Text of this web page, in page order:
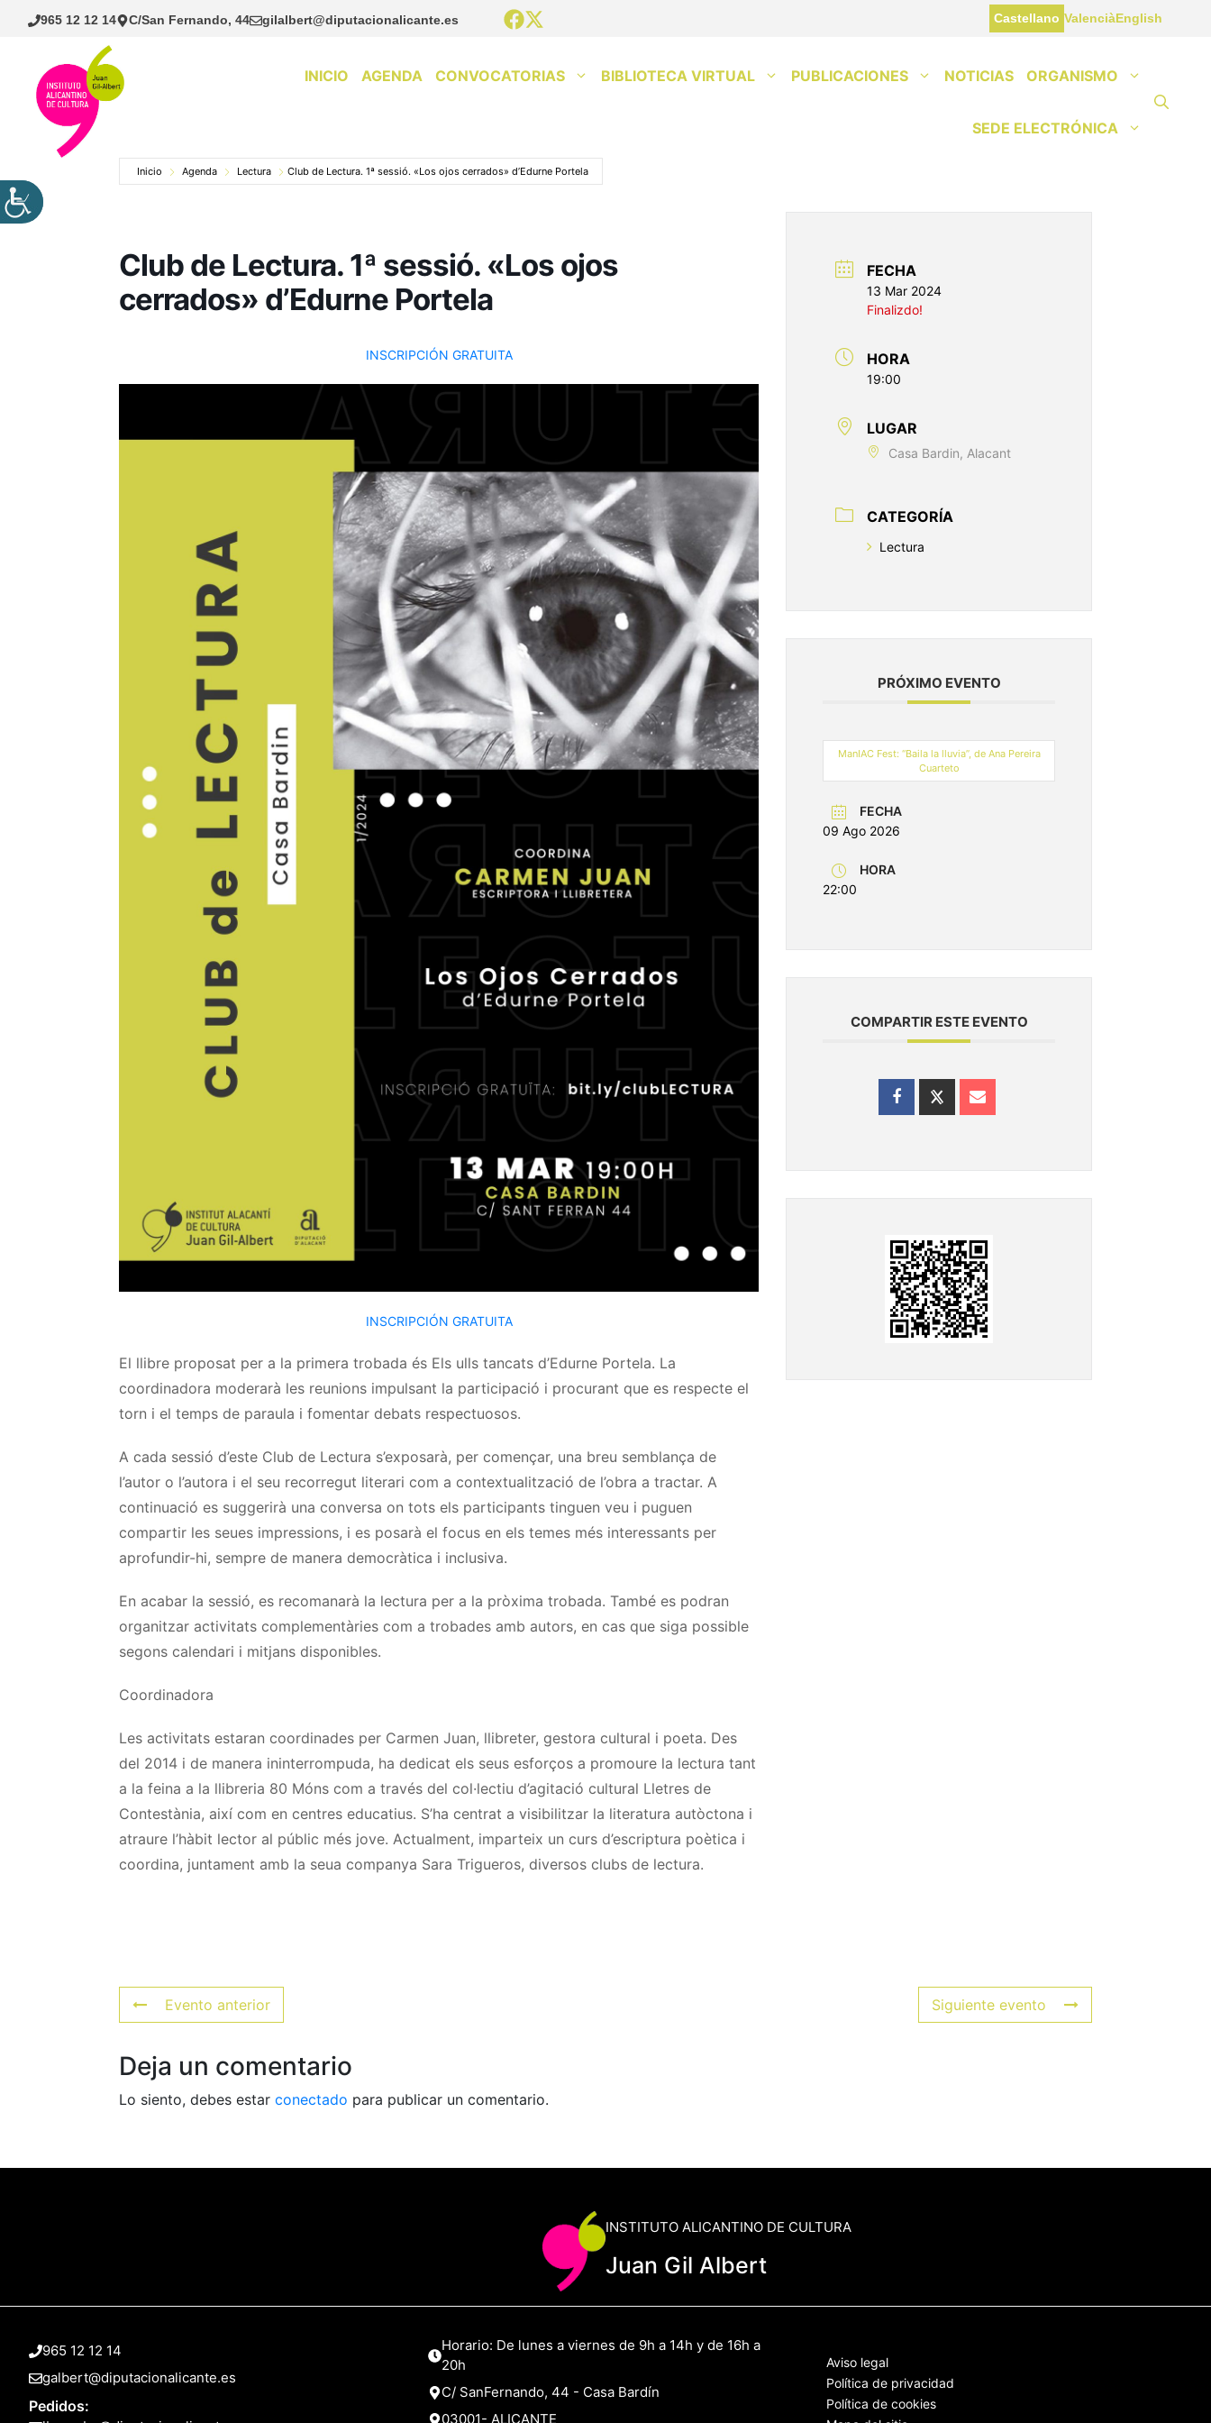
Saltar
965 12 12 14 C/San Fernando, 44 gilalbert@diputacionalicante.es Castellano ValenciàEnglish
INICIO AGENDA CONVOCATORIAS BIBLIOTECA VIRTUAL PUBLICACIONES NOTICIAS ORGANISMO
SEDE ELECTRÓNICA
Inicio Agenda Lectura Club de Lectura. 1ª sessió. «Los ojos cerrados» d’Edurne Portela
Club de Lectura. 1ª sessió. «Los ojos
cerrados» d’Edurne Portela
INSCRIPCIÓN GRATUITA
INSCRIPCIÓN GRATUITA
El llibre proposat per a la primera trobada és Els ulls tancats d’Edurne Portela. La
coordinadora moderarà les reunions impulsant la participació i procurant que es respecte el
torn i el temps de paraula i fomentar debats respectuosos.
A cada sessió d’este Club de Lectura s’exposarà, per començar, una breu semblança de
l’autor o l’autora i el seu recorregut literari com a contextualització de l’obra a tractar. A
continuació es suggerirà una conversa on tots els participants tinguen veu i puguen
compartir les seues impressions, i es posarà el focus en els temes més interessants per
aprofundir-hi, sempre de manera democràtica i inclusiva.
En acabar la sessió, es recomanarà la lectura per a la pròxima trobada. També es podran
organitzar activitats complementàries com a trobades amb autors, en cas que siga possible
segons calendari i mitjans disponibles.
Coordinadora
Les activitats estaran coordinades per Carmen Juan, llibreter, gestora cultural i poeta. Des
del 2014 i de manera ininterrompuda, ha dedicat els seus esforços a promoure la lectura tant
a la feina a la llibreria 80 Móns com a través del col·lectiu d’agitació cultural Lletres de
Contestània, així com en centres educatius. S’ha centrat a visibilitzar la literatura autòctona i
atraure l’hàbit lector al públic més jove. Actualment, imparteix un curs d’escriptura poètica i
coordina, juntament amb la seua companya Sara Trigueros, diversos clubs de lectura.
FECHA
13 Mar 2024
Finalizdo!
HORA
19:00
LUGAR
Casa Bardin, Alacant
CATEGORÍA
Lectura
PRÓXIMO EVENTO
ManIAC Fest: “Baila la lluvia”, de Ana Pereira
Cuarteto
FECHA
09 Ago 2026
HORA
22:00
COMPARTIR ESTE EVENTO
Evento anterior Siguiente evento
Deja un comentario
Lo siento, debes estar conectado para publicar un comentario.
INSTITUTO ALICANTINO DE CULTURA
Juan Gil Albert
965 12 12 14
galbert@diputacionalicante.es
Pedidos:
Horario: De lunes a viernes de 9h a 14h y de 16h a
20h
C/ SanFernando, 44 - Casa Bardín
03001- ALICANTE
Aviso legal
Política de privacidad
Política de cookies